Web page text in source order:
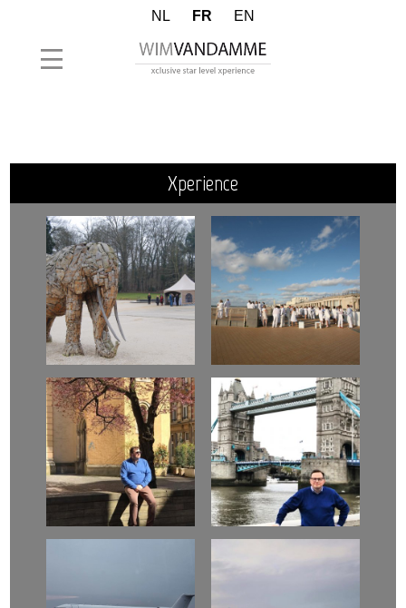
NL FR EN
xperience